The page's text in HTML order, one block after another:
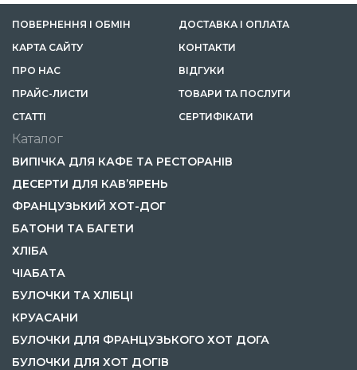
ПОВЕРНЕННЯ І ОБМІН
ДОСТАВКА І ОПЛАТА
КАРТА САЙТУ
КОНТАКТИ
ПРО НАС
ВІДГУКИ
ПРАЙС-ЛИСТИ
ТОВАРИ ТА ПОСЛУГИ
СТАТТІ
СЕРТИФІКАТИ
Каталог
ВИПІЧКА ДЛЯ КАФЕ ТА РЕСТОРАНІВ
ДЕСЕРТИ ДЛЯ КАВ’ЯРЕНЬ
ФРАНЦУЗЬКИЙ ХОТ-ДОГ
БАТОНИ ТА БАГЕТИ
ХЛІБА
ЧІАБАТА
БУЛОЧКИ ТА ХЛІБЦІ
КРУАСАНИ
БУЛОЧКИ ДЛЯ ФРАНЦУЗЬКОГО ХОТ ДОГА
БУЛОЧКИ ДЛЯ ХОТ ДОГІВ